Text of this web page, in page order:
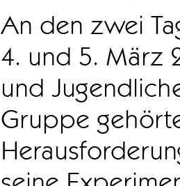
An den zwei
4. und 5. März
und
Gruppe